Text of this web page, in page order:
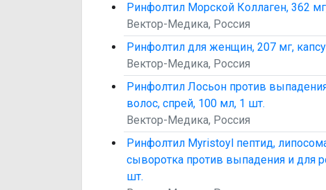
Ринфолтил Морской Коллаген, 362
Вектор-Медика, Россия
Ринфолтил для женщин, 207 мг,
Вектор-Медика, Россия
Ринфолтил Лосьон против
волос, спрей, 100 мл, 1 шт.
Вектор-Медика, Россия
Ринфолтил Myristoyl пептид,
сыворотка против выпадения и для
шт.